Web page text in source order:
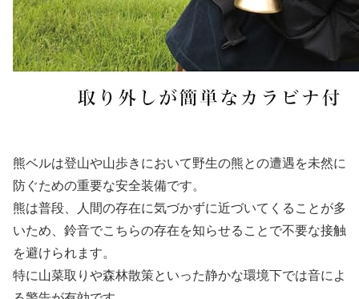
熊ベルは登山や山歩きにおいて野生の熊との遭遇を未然に
防ぐための重要な安全装備です。
熊は普段、人間の存在に気づかずに近づいてくることが多
いため、鈴音でこちらの存在を知らせることで不要な接触
を避けられます。
特に山菜取りや森林散策といった静かな環境下では音によ